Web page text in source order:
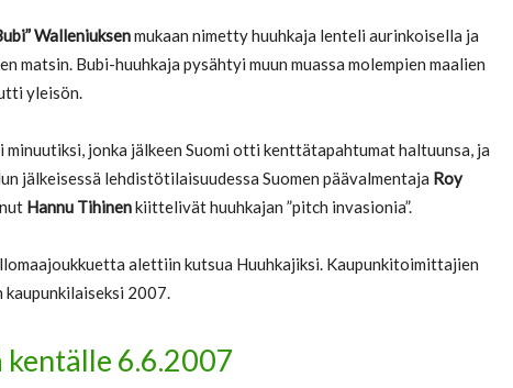
Walleniuksenmukaan nimetty huuhkaja lenteli aurinkoisella ja
matsin. Bubi-huuhkaja pysähtyi muun muassa molempien maalien
yleisön.
jonka jälkeen Suomi otti kenttätapahtumat haltuunsa, ja
jälkeisessä lehdistötilaisuudessa Suomen päävalmentaja Roy
Hannu Tihinenkiittelivät huuhkajan ”pitch invasionia”.
alettiin kutsua Huuhkajiksi. Kaupunkitoimittajien
2007.
6.6.2007